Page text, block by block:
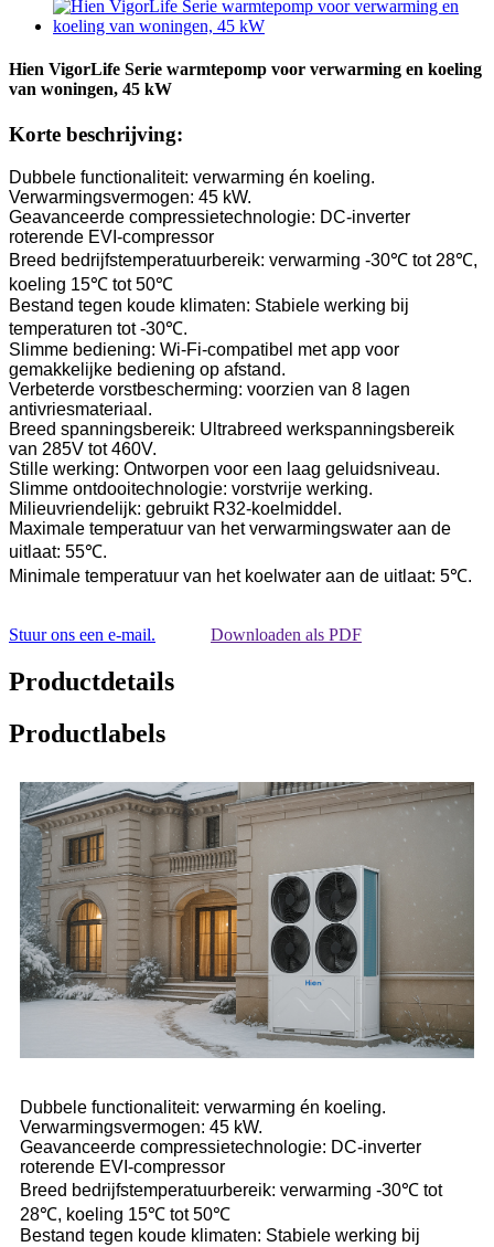
Hien VigorLife Serie warmtepomp voor verwarming en koeling
van woningen, 45 kW
Korte beschrijving:
Dubbele functionaliteit: verwarming én koeling.
Verwarmingsvermogen: 45 kW.
Geavanceerde compressietechnologie: DC-inverter
roterende EVI-compressor
Breed bedrijfstemperatuurbereik: verwarming -30℃ tot 28℃,
koeling 15℃ tot 50℃
Bestand tegen koude klimaten: Stabiele werking bij
temperaturen tot -30℃.
Slimme bediening: Wi-Fi-compatibel met app voor
gemakkelijke bediening op afstand.
Verbeterde vorstbescherming: voorzien van 8 lagen
antivriesmateriaal.
Breed spanningsbereik: Ultrabreed werkspanningsbereik
van 285V tot 460V.
Stille werking: Ontworpen voor een laag geluidsniveau.
Slimme ontdooitechnologie: vorstvrije werking.
Milieuvriendelijk: gebruikt R32-koelmiddel.
Maximale temperatuur van het verwarmingswater aan de
uitlaat: 55℃.
Minimale temperatuur van het koelwater aan de uitlaat: 5℃.
Stuur ons een e-mail. Downloaden als PDF
Productdetails
Productlabels
Dubbele functionaliteit: verwarming én koeling.
Verwarmingsvermogen: 45 kW.
Geavanceerde compressietechnologie: DC-inverter
roterende EVI-compressor
Breed bedrijfstemperatuurbereik: verwarming -30℃ tot
28℃, koeling 15℃ tot 50℃
Bestand tegen koude klimaten: Stabiele werking bij